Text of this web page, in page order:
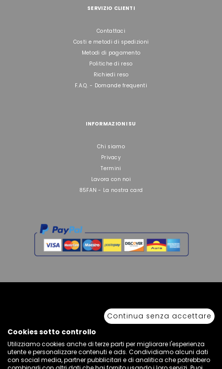
SERVIZIO CLIENTI
Contattaci
Costi e metodi di spedizioni
Metodi di pagamento
Politiche di reso
Richiedi reso
F.A.Q. - Domande frequenti
INFORMAZIONI SU
Chi siamo
Privacy
Termini
Lavora con noi
85FAN - La nostra card
Copyright © 2026 Sport 85 S.R.L. - All Rights Reserved. È vietata la riproduzione
anche parziale.
Via Piave Km 68,600 • 04100 Latina, Italia | P.IVA 01222400598 • N° REA LT -
Continua senza accettare
Cookies sotto controllo
Utilizziamo cookies anche di terze parti per migliorare l'esperienza
utente e personalizzare contenuti e ads. Condividiamo alcuni dati
con social media, partner pubblicitari e di analitica che potrebbero